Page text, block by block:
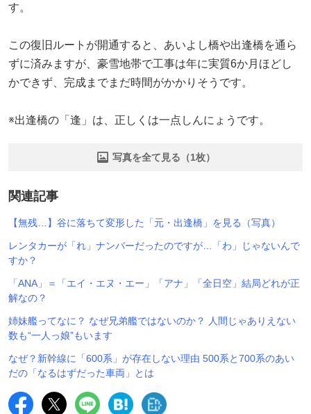
す。
この復旧ルートが開通すると、あいよし橋や出逢橋を通ら
ずに済みますが、豪雪地帯で工事は年に実質6か月ほどし
かできず、完成までまだ時間がかかりそうです。
※出逢橋の「逢」は、正しくは一点しんにょうです。
写真を全て見る（1枚）
関連記事
【無残…】谷に落ちて変形した「元・出逢橋」を見る（写真）
レンタカーが「れ」ナンバーだったのですが…「わ」じゃないんで
すか？
「ANA」＝「エイ・エヌ・エー」「アナ」「全日空」結局どれが正
解なの？
姉妹艦ってなに？ なぜ兄弟艦ではないのか？ 人間じゃありえない
数も“一人っ娘”もいます
なぜ？新幹線に「600系」が存在しない理由 500系と700系のあい
だの「なるはずだった車両」とは